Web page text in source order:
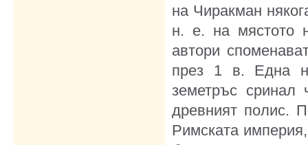
на Чиракман
н. е. на мястото
автори
през 1 в. Една
земетръс сринал
древният полис.
Римската